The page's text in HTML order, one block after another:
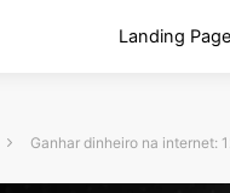
Landing Page
Ganhar dinheiro na internet: